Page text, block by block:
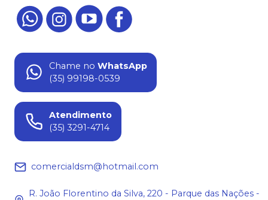
Chame no WhatsApp
(35) 99198-0539
Atendimento
(35) 3291-4714
comercialdsm@hotmail.com
R. João Florentino da Silva, 220 - Parque das Nações -